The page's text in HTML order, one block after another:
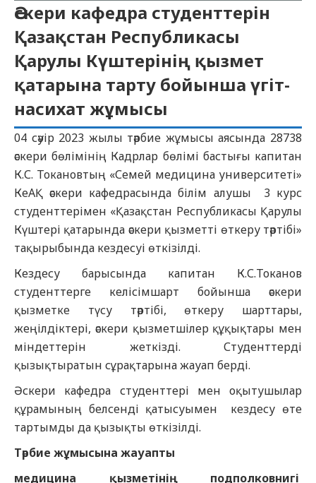
Әскери кафедра студенттерін
Қазақстан Республикасы
Қарулы Күштерінің қызмет
қатарына тарту бойынша үгіт-
насихат жұмысы
04 сәуір 2023 жылы тәрбие жұмысы аясында 28738
әскери бөлімінің Кадрлар бөлімі бастығы капитан
К.С. Токановтың «Семей медицина университеті»
КеАҚ әскери кафедрасында білім алушы 3 курс
студенттерімен «Қазақстан Республикасы Қарулы
Күштері қатарында әскери қызметті өткеру тәртібі»
тақырыбында кездесуі өткізілді.
Кездесу барысында капитан К.С.Токанов
студенттерге келісімшарт бойынша әскери
қызметке түсу тәртібі, өткеру шарттары,
жеңілдіктері, әскери қызметшілер құқықтары мен
міндеттерін жеткізді. Студенттерді
қызықтыратын сұрақтарына жауап берді.
Әскери кафедра студенттері мен оқытушылар
құрамының белсенді қатысуымен кездесу өте
тартымды да қызықты өткізілді.
Тәрбие жұмысына жауапты
медицина қызметінің подполковнигі